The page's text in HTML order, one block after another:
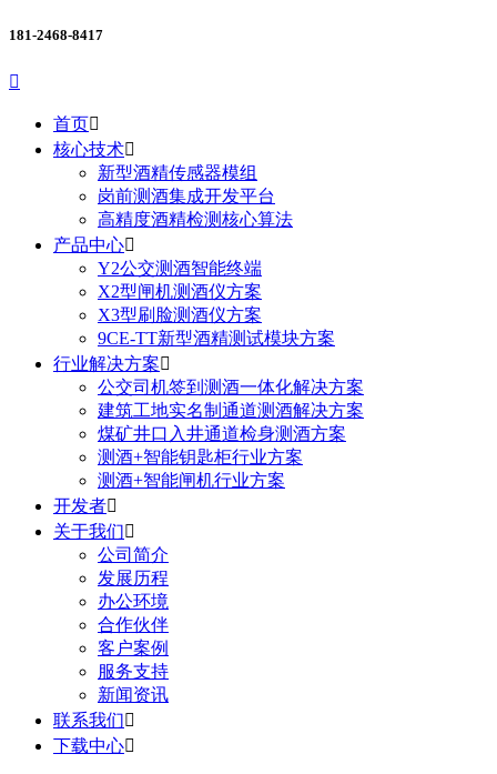
181-2468-8417

首页
核心技术
新型酒精传感器模组
岗前测酒集成开发平台
高精度酒精检测核心算法
产品中心
Y2公交测酒智能终端
X2型闸机测酒仪方案
X3型刷脸测酒仪方案
9CE-TT新型酒精测试模块方案
行业解决方案
公交司机签到测酒一体化解决方案
建筑工地实名制通道测酒解决方案
煤矿井口入井通道检身测酒方案
测酒+智能钥匙柜行业方案
测酒+智能闸机行业方案
开发者
关于我们
公司简介
发展历程
办公环境
合作伙伴
客户案例
服务支持
新闻资讯
联系我们
下载中心